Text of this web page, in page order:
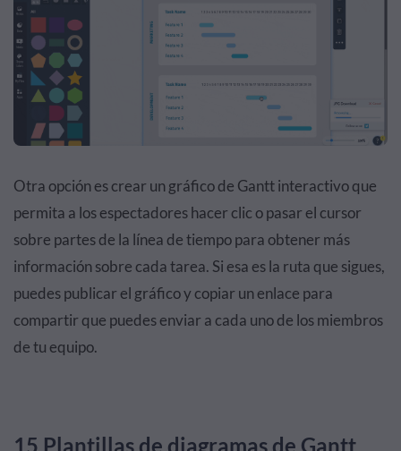
Otra opción es crear un gráfico de Gantt interactivo que
permita a los espectadores hacer clic o pasar el cursor
sobre partes de la línea de tiempo para obtener más
información sobre cada tarea. Si esa es la ruta que sigues,
puedes publicar el gráfico y copiar un enlace para
compartir que puedes enviar a cada uno de los miembros
de tu equipo.
15 Plantillas de diagramas de Gantt